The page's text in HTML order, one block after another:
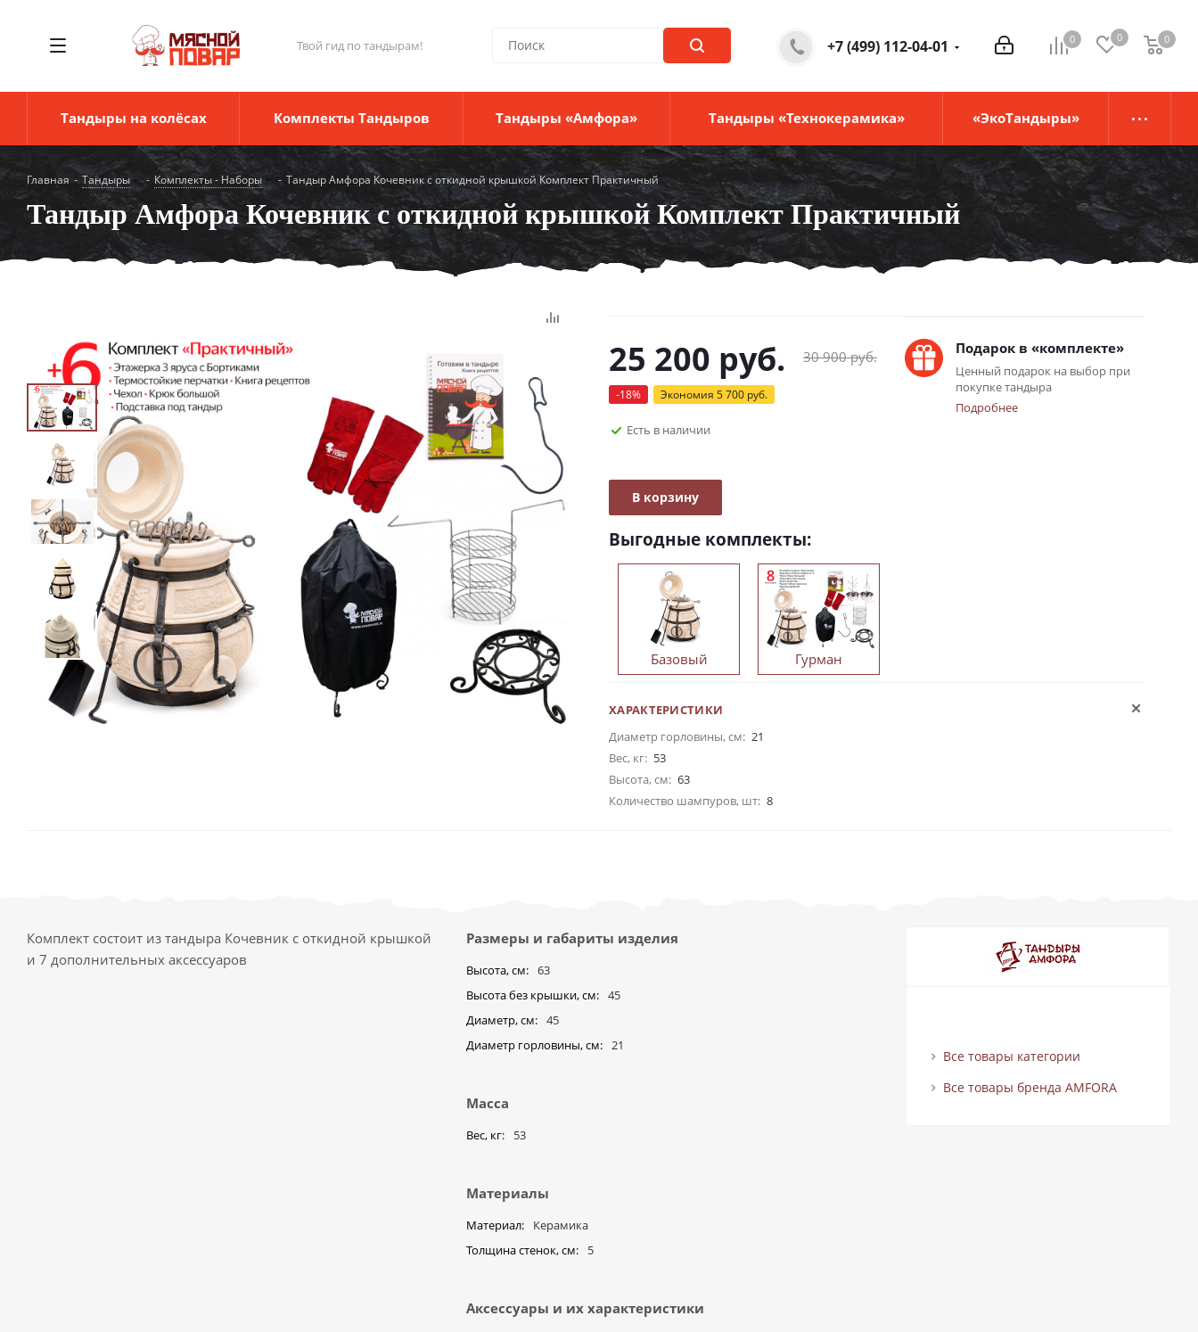
Твой гид по тандырам! 0 0 0
0
+7 (499) 112-04-01
Тандыры на колёсах Комплекты Тандыров Тандыры «Амфора» Тандыры «Технокерамика» «ЭкоТандыры»
Главная - Тандыры - Комплекты - Наборы - Тандыр Амфора Кочевник с откидной крышкой Комплект Практичный
Тандыр Амфора Кочевник с откидной крышкой Комплект Практичный
Подарок в «комплекте»
Ценный подарок на выбор при
покупке тандыра
Подробнее
25 200 руб. 30 900руб.
-18% Экономия 5 700 руб.
Есть в наличии
В корзину
Выгодные комплекты:
Базовый Гурман
ХАРАКТЕРИСТИКИ
Диаметр горловины, см: 21
Вес, кг: 53
Высота, см: 63
Количество шампуров, шт: 8
Комплект состоит из тандыра Кочевник с откидной крышкой
и 7 дополнительных аксессуаров
Размеры и габариты изделия
Высота, см
63
Высота без крышки, см
45
Диаметр, см
45
Диаметр горловины, см
21
Масса
Вес, кг 53
Материалы
Материал
Керамика
Толщина стенок, см
5
Аксессуары и их характеристики
Все товары категории
Все товары бренда AMFORA